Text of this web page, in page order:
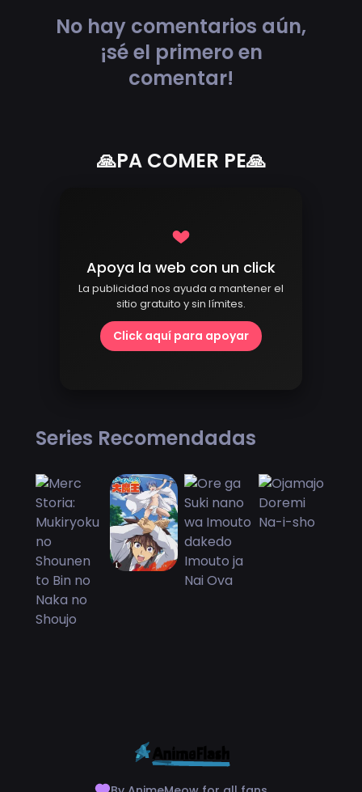
No hay comentarios aún,
¡sé el primero en
comentar!
🙏PA COMER PE🙏
Apoya la web con un click
La publicidad nos ayuda a mantener el
sitio gratuito y sin límites.
Click aquí para apoyar
Series Recomendadas